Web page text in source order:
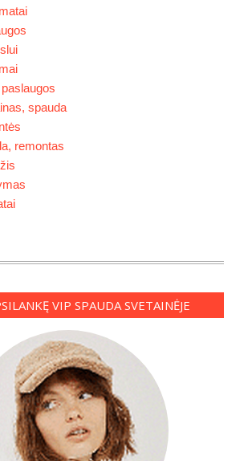
spauda
remontas
VIP SPAUDA SVETAINĖJE